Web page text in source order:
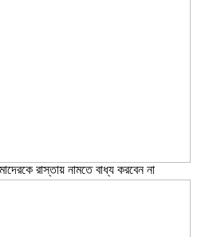
রাস্তায় নামতে বাধ্য করবেন না